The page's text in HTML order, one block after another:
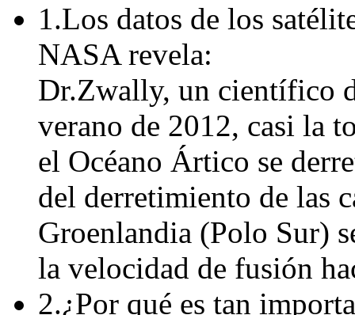
1.Los datos de los
NASA revela:
Dr.Zwally, un científico
verano de 2012, casi la
el Océano Ártico se
del derretimiento de las
Groenlandia (Polo Sur)
la velocidad de fusión
2.¿Por qué es tan